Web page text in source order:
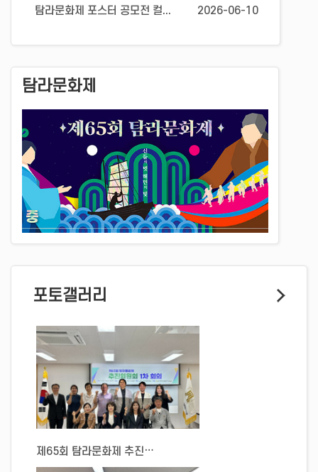
탐라문화제 포스터 공모전 컬...
2026-06-10
탐라문화제
포토갤러리
제65회 탐라문화제 추진위원회 1차 회의